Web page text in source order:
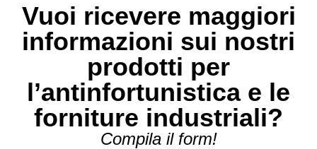
Vuoi ricevere maggiori
informazioni sui nostri
prodotti per
l’antinfortunistica e le
forniture industriali?
Compila il form!